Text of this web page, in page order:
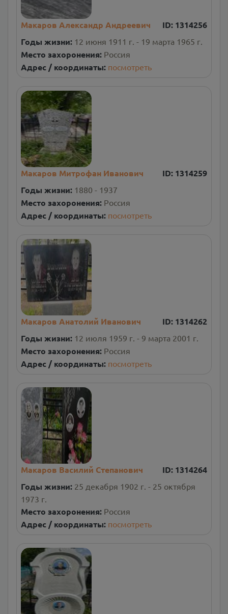
Макаров Александр Андреевич ID: 1314256
Годы жизни: 12 июня 1911 г. - 19 марта 1965 г.
Место захоронения: Россия
Адрес / координаты: посмотреть
Макаров Митрофан Иванович ID: 1314259
Годы жизни: 1880 - 1937
Место захоронения: Россия
Адрес / координаты: посмотреть
Макаров Анатолий Иванович ID: 1314262
Годы жизни: 12 июля 1959 г. - 9 марта 2001 г.
Место захоронения: Россия
Адрес / координаты: посмотреть
Макаров Василий Степанович ID: 1314264
Годы жизни: 25 декабря 1902 г. - 25 октября
1973 г.
Место захоронения: Россия
Адрес / координаты: посмотреть